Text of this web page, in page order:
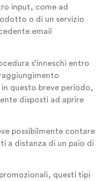
input, come ad
o di un servizio
email
s’inneschi entro
questo breve periodo,
disposti ad aprire
possibilmente contare
a distanza di un paio di
questi tipi